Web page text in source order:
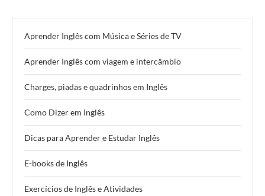
Aprender Inglês com Música e Séries de TV
Aprender Inglês com viagem e intercâmbio
Charges, piadas e quadrinhos em Inglês
Como Dizer em Inglês
Dicas para Aprender e Estudar Inglês
E-books de Inglês
Exercícios de Inglês e Atividades